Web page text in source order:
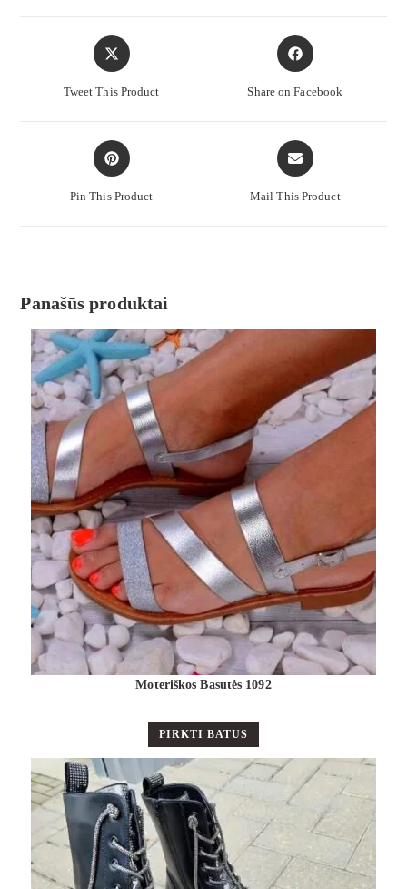
Tweet This Product Share on Facebook
Pin This Product Mail This Product
Panašūs produktai
Moteriškos Basutės 1092
PIRKTI BATUS